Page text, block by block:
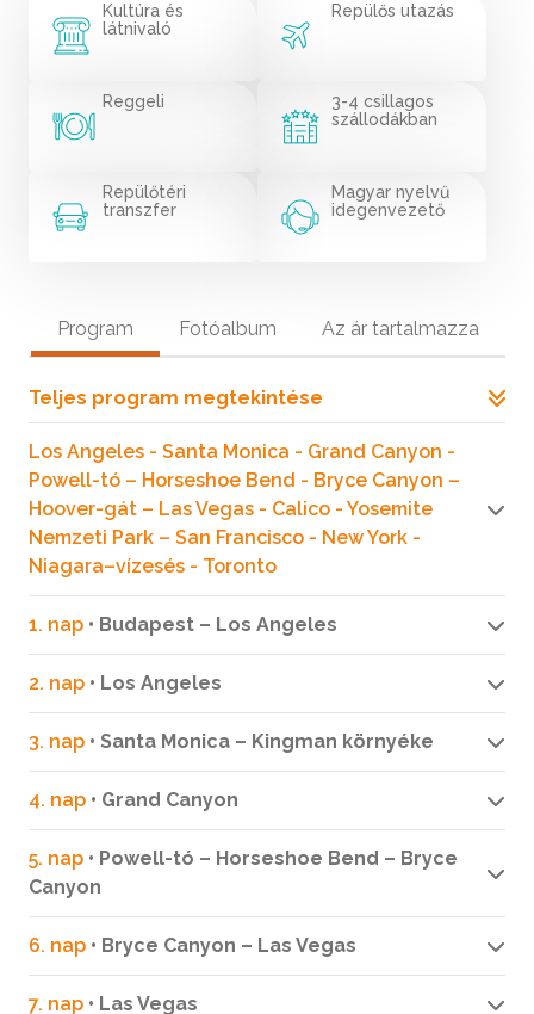
Kultúra és
látnivaló
Repülős utazás
Reggeli
3-4 csillagos
szállodákban
Repülőtéri
transzfer
Magyar nyelvű
idegenvezető
Program Fotóalbum Az ár tartalmazza
Teljes program megtekintése
Los Angeles - Santa Monica - Grand Canyon -
Powell-tó – Horseshoe Bend - Bryce Canyon –
Hoover-gát – Las Vegas - Calico - Yosemite
Nemzeti Park – San Francisco - New York -
Niagara–vízesés - Toronto
1. nap • Budapest – Los Angeles
2. nap • Los Angeles
3. nap • Santa Monica – Kingman környéke
4. nap • Grand Canyon
5. nap • Powell-tó – Horseshoe Bend – Bryce
Canyon
6. nap • Bryce Canyon – Las Vegas
7. nap • Las Vegas